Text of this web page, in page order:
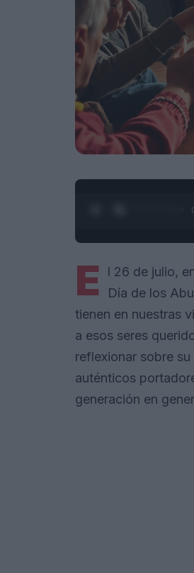
E
l 26 de julio,
Día de los
tienen en nuestras
a esos seres
reflexionar sobre
auténticos
generación en